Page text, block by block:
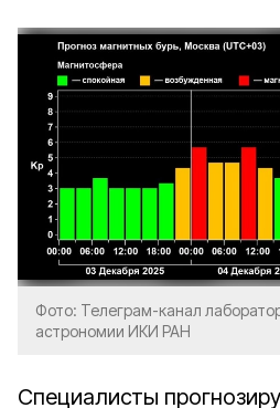
Фото: Телеграм-канал
астрономии ИКИ РАН
Специалисты